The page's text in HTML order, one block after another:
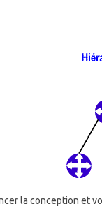
la conception et